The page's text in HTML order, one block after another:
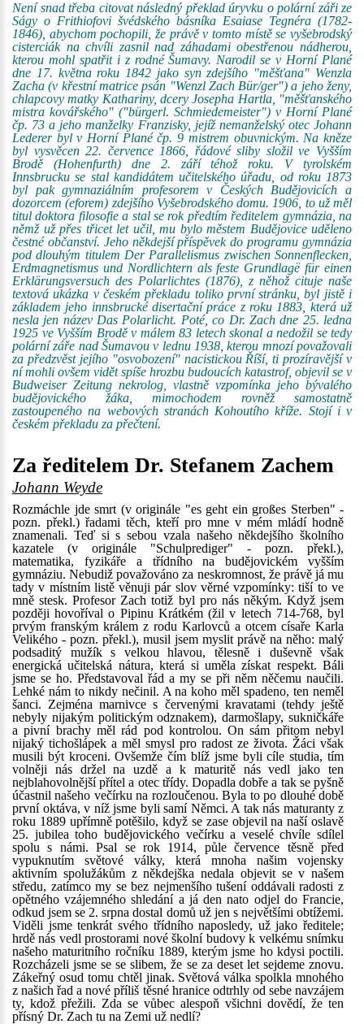
Není snad třeba citovat následný překlad úryvku o polární záři ze
Ságy o Frithiofovi švédského básníka Esaiase Tegnéra (1782-
1846), abychom pochopili, že právě v tomto místě se vyšebrodský
cisterciák na chvíli zasnil nad záhadami obestřenou nádherou,
kterou mohl spatřit i z rodné Šumavy. Narodil se v Horní Plané
dne 17. května roku 1842 jako syn zdejšího "měšťana" Wenzla
Zacha (v křestní matrice psán "Wenzl Zach Bür/ger") a jeho ženy,
chlapcovy matky Kathariny, dcery Josepha Hartla, "měšťanského
mistra kovářského" ("bürgerl. Schmiedemeister") v Horní Plané
čp. 73 a jeho manželky Franzisky, jejíž nemanželský otec Johann
Lederer byl v Horní Plané čp. 9 mistrem obuvnickým. Na kněze
byl vysvěcen 22. července 1866, řádové sliby složil ve Vyšším
Brodě (Hohenfurth) dne 2. září téhož roku. V tyrolském
Innsbrucku se stal kandidátem učitelského úřadu, od roku 1873
byl pak gymnaziálním profesorem v Českých Budějovicích a
dozorcem (eforem) zdejšího Vyšebrodského domu. 1906, to už měl
titul doktora filosofie a stal se rok předtím ředitelem gymnázia, na
němž už přes třicet let učil, mu bylo městem Budějovice uděleno
čestné občanství. Jeho někdejší příspěvek do programu gymnázia
pod dlouhým titulem Der Parallelismus zwischen Sonnenflecken,
Erdmagnetismus und Nordlichtern als feste Grundlagë für einen
Erklärungsversuch des Polarlichtes (1876), z něhož cituje naše
textová ukázka v českém překladu toliko první stránku, byl jistě i
základem jeho innsbrucké disertační práce z roku 1883, která už
nesla jen název Das Polarlicht. Poté, co Dr. Zach dne 25. ledna
1925 ve Vyšším Brodě v málem 83 letech skonal a nedožil se tedy
polární záře nad Šumavou v lednu 1938, kterou mnozí považovali
za předzvěst jejího "osvobození" nacistickou Říší, ti prozíravější v
ní mohli ovšem vidět spíše hrozbu budoucích katastrof, objevil se v
Budweiser Zeitung nekrolog, vlastně vzpomínka jeho bývalého
budějovického žáka, mimochodem rovněž samostatně
zastoupeného na webových stranách Kohoutího kříže. Stojí i v
českém překladu za přečtení.
Za ředitelem Dr. Stefanem Zachem
Johann Weyde
Rozmáchle jde smrt (v originále "es geht ein großes Sterben" -
pozn. překl.) řadami těch, kteří pro mne v mém mládí hodně
znamenali. Teď si s sebou vzala našeho někdejšího školního
kazatele (v originále "Schulprediger" - pozn. překl.),
matematika, fyzikáře a třídního na budějovickém vyšším
gymnáziu. Nebudiž považováno za neskromnost, že právě já mu
tady v místním listě věnuji pár slov věrné vzpomínky: tiší to ve
mně stesk. Profesor Zach totiž byl pro nás někým. Když jsem
později hovoříval o Pipinu Krátkém (žil v letech 714-768, byl
prvým franským králem z rodu Karlovců a otcem císaře Karla
Velikého - pozn. překl.), musil jsem myslit právě na něho: malý
podsaditý mužík s velkou hlavou, tělesně i duševně však
energická učitelská nátura, která si uměla získat respekt. Báli
jsme se ho. Představoval řád a my se při něm něčemu naučili.
Lehké nám to nikdy nečinil. A na koho měl spadeno, ten neměl
šanci. Zejména marnivce s červenými kravatami (tehdy ještě
nebyly nijakým politickým odznakem), darmošlapy, sukničkáře
a pivní brachy měl rád pod kontrolou. On sám přitom nebyl
nijaký tichošlápek a měl smysl pro radost ze života. Žáci však
musili být kroceni. Ovšemže čím blíž jsme byli cíle studia, tím
volněji nás držel na uzdě a k maturitě nás vedl jako ten
nejblahovolnější přítel a otec třídy. Dopadla dobře a tak se pyšně
účastnil našeho večírku na rozloučenou. Byla to po dlouhé době
první oktáva, v níž jsme byli samí Němci. A tak nás maturanty z
roku 1889 upřímně potěšilo, když se zase objevil na naší oslavě
25. jubilea toho budějovického večírku a veselé chvíle sdílel
spolu s námi. Psal se rok 1914, půle července těsně před
vypuknutím světové války, která mnoha našim vojensky
aktivním spolužákům z někdejška nedala objevit se v našem
středu, zatímco my se bez nejmenšího tušení oddávali radosti z
opětného vzájemného shledání a já den nato odjel do Francie,
odkud jsem se 2. srpna dostal domů už jen s největšími obtížemi.
Viděli jsme tenkrát svého třídního naposledy, už jako ředitele;
hrdě nás vedl prostorami nové školní budovy k velkému snímku
našeho maturitního ročníku 1889, kterým jsme ho kdysi poctili.
Rozcházeli jsme se se slibem, že se za deset let sejdeme znovu.
Zákeřný osud tomu chtěl jinak. Světová válka spolkla mnohého
z našich řad a nové příliš těsné hranice odtrhly od sebe navzájem
ty, kdož přežili. Zda se vůbec alespoň všichni dovědí, že ten
přísný Dr. Zach tu na Zemi už nedlí?